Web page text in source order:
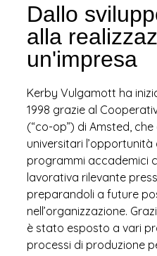
Dallo
alla
un'impresa
Kerby Vulgamott ha
1998 grazie al
(“co-op”) di Amsted,
universitari
programmi accademici
lavorativa rilevante
preparandoli a future
nell’organizzazione.
è stato esposto a vari
processi di produzione